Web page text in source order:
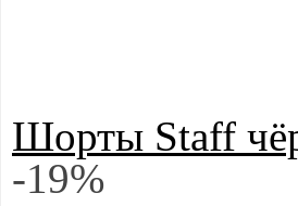
Шорты Staff
-19%